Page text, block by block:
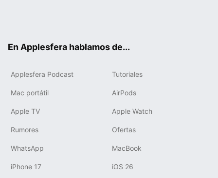
En Applesfera hablamos de...
Applesfera Podcast Tutoriales
Mac portátil AirPods
Apple TV Apple Watch
Rumores Ofertas
WhatsApp MacBook
iPhone 17 iOS 26